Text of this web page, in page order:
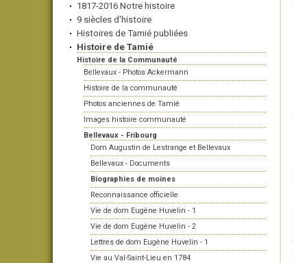
1817-2016 Notre histoire
9 siècles d'histoire
Histoires de Tamié publiées
Histoire de Tamié
Histoire de la Communauté
Bellevaux - Photos Ackermann
Histoire de la communauté
Photos anciennes de Tamié
Images histoire communauté
Bellevaux - Fribourg
Dom Augustin de Lestrange et Bellevaux
Bellevaux - Documents
Biographies de moines
Reconnaissance officielle
Vie de dom Eugène Huvelin - 1
Vie de dom Eugène Huvelin - 2
Lettres de dom Eugène Huvelin - 1
Vie au Val-Saint-Lieu en 1784